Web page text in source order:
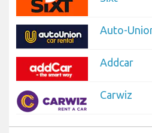
Auto-
Addcar
Carwiz